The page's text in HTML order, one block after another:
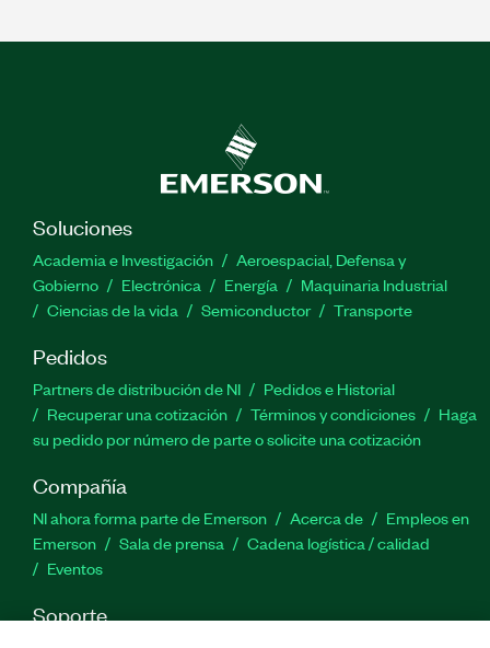
Soluciones
Academia e Investigación
Aeroespacial, Defensa y
Gobierno
Electrónica Energía
Maquinaria Industrial
Ciencias de la vida
Semiconductor Transporte
Pedidos
Partners de distribución de NI
Pedidos e Historial
Recuperar una cotización
Términos y condiciones
Haga
su pedido por número de parte o solicite una cotización
Compañía
NI ahora forma parte de Emerson Acerca de
Empleos en
Emerson
Sala de prensa
Cadena logística / calidad
Eventos
Soporte